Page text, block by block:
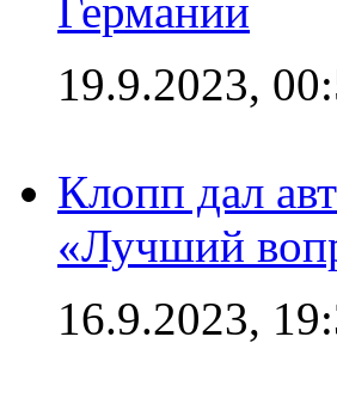
Германии
19.9.2023,
Клопп дал
«Лучший
16.9.2023,